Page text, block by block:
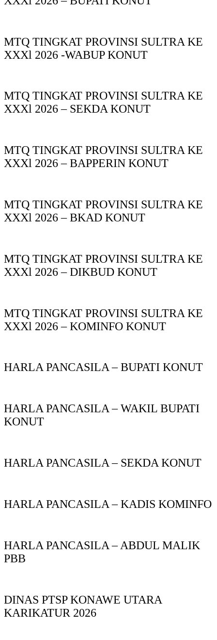
MTQ TINGKAT PROVINSI SULTRA KE
XXXl 2026 -WABUP KONUT
MTQ TINGKAT PROVINSI SULTRA KE
XXXl 2026 – SEKDA KONUT
MTQ TINGKAT PROVINSI SULTRA KE
XXXl 2026 – BAPPERIN KONUT
MTQ TINGKAT PROVINSI SULTRA KE
XXXl 2026 – BKAD KONUT
MTQ TINGKAT PROVINSI SULTRA KE
XXXl 2026 – DIKBUD KONUT
MTQ TINGKAT PROVINSI SULTRA KE
XXXl 2026 – KOMINFO KONUT
HARLA PANCASILA – BUPATI KONUT
HARLA PANCASILA – WAKIL BUPATI
KONUT
HARLA PANCASILA – SEKDA KONUT
HARLA PANCASILA – KADIS KOMINFO
HARLA PANCASILA – ABDUL MALIK
PBB
DINAS PTSP KONAWE UTARA
KARIKATUR 2026